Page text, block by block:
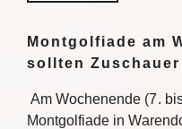
Montgolfiade am
sollten Zuschauer
Am Wochenende (7.
Montgolfiade in